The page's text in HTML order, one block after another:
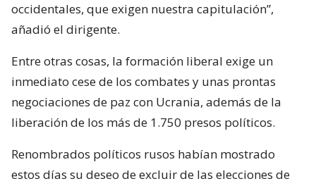
occidentales, que exigen nuestra capitulación”,
añadió el dirigente.
Entre otras cosas, la formación liberal exige un
inmediato cese de los combates y unas prontas
negociaciones de paz con Ucrania, además de la
liberación de los más de 1.750 presos políticos.
Renombrados políticos rusos habían mostrado
estos días su deseo de excluir de las elecciones de